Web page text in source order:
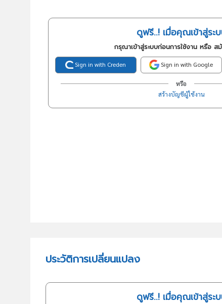
ดูฟรี..! เมื่อคุณเข้าสู่ระ
กรุณาเข้าสู่ระบบก่อนการใช้งาน หรือ ส
Sign in with Creden Sign in with Google
หรือ
สร้างบัญชีผู้ใช้งาน
ประวัติการเปลี่ยนแปลง
ดูฟรี..! เมื่อคุณเข้าสู่ระ